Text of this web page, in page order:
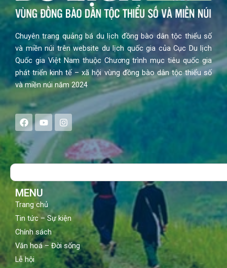
Chuyên trang quảng bá du lịch đồng bào dân tộc thiểu số
và miền núi trên website du lịch quốc gia của Cục Du lịch
Quốc gia Việt Nam thuộc Chương trình mục tiêu quốc gia
phát triển kinh tế – xã hội vùng đồng bào dân tộc thiểu số
và miền núi năm 2024
F
a
e
b
o
Y
o
t
u
b
I
n
s
a
g
Search
MENU
Trang chủ
Tin tức – Sự kiện
Chính sách
Văn hoá – Đời sống
Lễ hội